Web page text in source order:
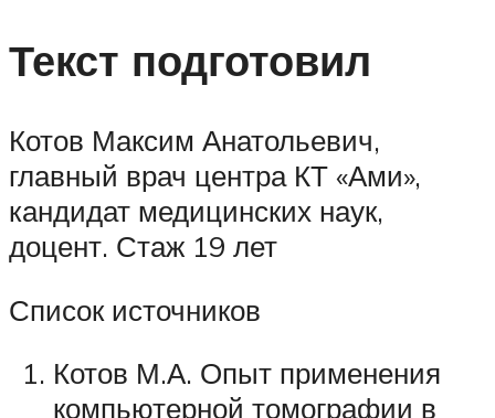
Текст подготовил
Котов Максим Анатольевич,
главный врач центра КТ «Ами»,
кандидат медицинских наук,
доцент. Стаж 19 лет
Список источников
Котов М.А. Опыт применения
компьютерной томографии в